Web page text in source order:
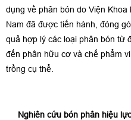
dụng về phân bón do Viện
Nam đã được tiến hành, đóng
quả hợp lý các loại phân bón từ
đến phân hữu cơ và chế phẩm
trồng cụ thể.
Nghiên cứu bón phân hiệu